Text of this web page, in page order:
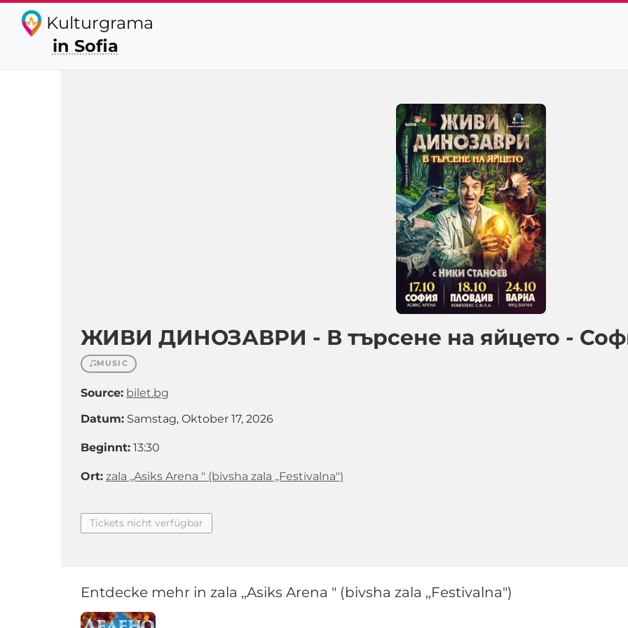
Kulturgrama
in Sofia
ЖИВИ ДИНОЗАВРИ - В търсене на яйцето -
MUSIC
Source: bilet.bg
Datum: Samstag, Oktober 17, 2026
Beginnt: 13:30
Ort: zala ,,Asiks Arena " (bivsha zala ,,Festivalna")
Tickets nicht verfügbar
Entdecke mehr in zala ,,Asiks Arena " (bivsha zala ,,Festivalna")